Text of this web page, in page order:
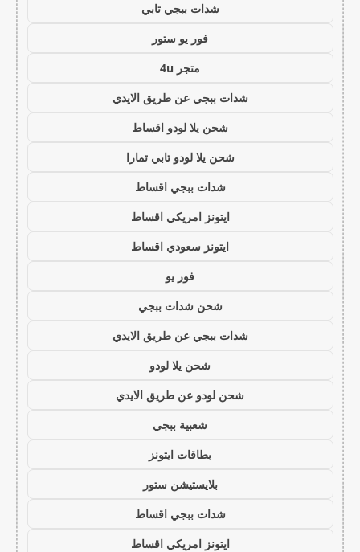
شدات ببجي تابي
فور يو ستور
متجر 4u
شدات ببجي عن طريق الايدي
شحن يلا لودو اقساط
شحن يلا لودو تابي تمارا
شدات ببجي اقساط
ايتونز امريكي اقساط
ايتونز سعودي اقساط
فور يو
شحن شدات ببجي
شدات ببجي عن طريق الايدي
شحن يلا لودو
شحن لودو عن طريق الايدي
شعبية ببجي
بطاقات ايتونز
بلايستيشن ستور
شدات ببجي اقساط
ايتونز امريكي اقساط